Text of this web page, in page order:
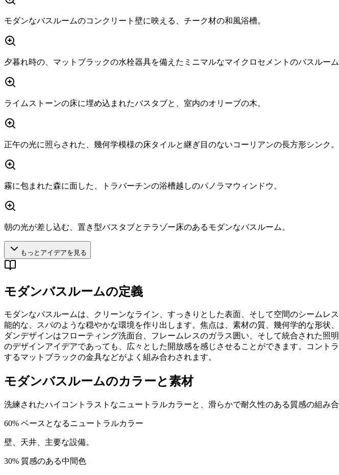
モダンなバスルームのコンクリート壁に映える、チーク材の和風浴槽。
夕暮れ時の、マットブラックの水栓器具を備えたミニマルなマイクロセメントのバスルーム
ライムストーンの床に埋め込まれたバスタブと、室内のオリーブの木。
正午の光に照らされた、幾何学模様の床タイルと継ぎ目のないコーリアンの長方形シンク。
霧に包まれた森に面した、トラバーチンの浴槽越しのパノラマウィンドウ。
朝の光が差し込む、置き型バスタブとテラゾー床のあるモダンなバスルーム。
もっとアイデアを見る
モダンバスルームの定義
モダンなバスルームは、クリーンなライン、すっきりとした表面、そして空間のシーム
能的な、スパのような穏やかな環境を作り出します。焦点は、素材の質、幾何学的な形
ダンデザインはフローティング洗面台、フレームレスのガラス囲い、そして統合された
のデザインアイデアであっても、広々とした開放感を感じさせることができます。コン
するマットブラックの金具などがよく組み合わされます。
モダンバスルームのカラーと素材
洗練されたハイコントラストなニュートラルカラーと、滑らかで耐久性のある質感の組み合
60% ベースとなるニュートラルカラー
壁、天井、主要な設備。
30% 質感のある中間色